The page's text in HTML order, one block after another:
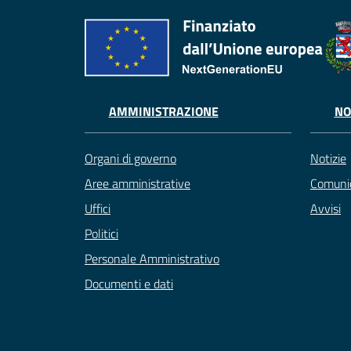
AMMINISTRAZIONE
Organi di governo
Aree amministrative
Uffici
Politici
Personale Amministrativo
Documenti e dati
Notizie
Avvisi